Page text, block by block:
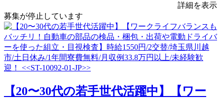
詳細を表示
募集が停止しています
【20〜30代の若手世代活躍中】【ワー